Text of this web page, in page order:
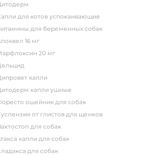
цитодерм
капли для котов успокаивающие
витамины для беременных собак
апоквел 16 мг
марфлоксин 20 мг
дельцид
ципровет капли
цитодерм капли ушные
форесто ошейник для собак
суспензия от глистов для щенков
лактостоп для собак
атакса капли для собак
кладакса для собак